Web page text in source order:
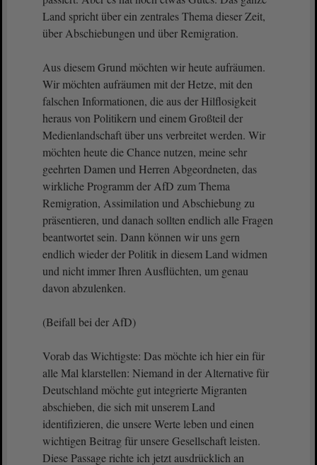
Land spricht über ein zentrales Thema dieser Zeit,
über Abschiebungen und über Remigration.
Aus diesem Grund möchten wir heute aufräumen.
Wir möchten aufräumen mit der Hetze, mit den
falschen Informationen, die aus der Hilflosigkeit
heraus von Politikern und einem Großteil der
Medienlandschaft über uns verbreitet werden. Wir
möchten heute die Chance nutzen, meine sehr
geehrten Damen und Herren Abgeordneten, das
wirkliche Programm der AfD zum Thema
Remigration, Assimilation und Abschiebung zu
präsentieren, und danach sollten endlich alle Fragen
beantwortet sein. Dann können wir uns gern
endlich wieder der Politik in diesem Land widmen
und nicht immer Ihren Ausflüchten, um genau
davon abzulenken.
(Beifall bei der AfD)
Vorab das Wichtigste: Das möchte ich hier ein für
alle Mal klarstellen: Niemand in der Alternative für
Deutschland möchte gut integrierte Migranten
abschieben, die sich mit unserem Land
identifizieren, die unsere Werte leben und einen
wichtigen Beitrag für unsere Gesellschaft leisten.
Diese Passage richte ich jetzt ausdrücklich an